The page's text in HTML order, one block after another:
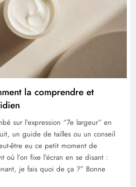
la comprendre et
sur l’expression “7e largeur” en
un guide de tailles ou un conseil
être eu ce petit moment de
où l’on fixe l’écran en se disant :
je fais quoi de ça ?” Bonne